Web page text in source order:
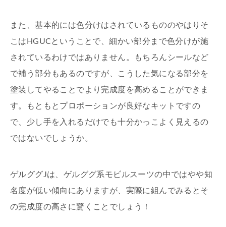
また、基本的には色分けはされているもののやはりそ
こはHGUCということで、細かい部分まで色分けが施
されているわけではありません。もちろんシールなど
で補う部分もあるのですが、こうした気になる部分を
塗装してやることでより完成度を高めることができま
す。もともとプロポーションが良好なキットですの
で、少し手を入れるだけでも十分かっこよく見えるの
ではないでしょうか。
ゲルググJは、ゲルググ系モビルスーツの中ではやや知
名度が低い傾向にありますが、実際に組んでみるとそ
の完成度の高さに驚くことでしょう！